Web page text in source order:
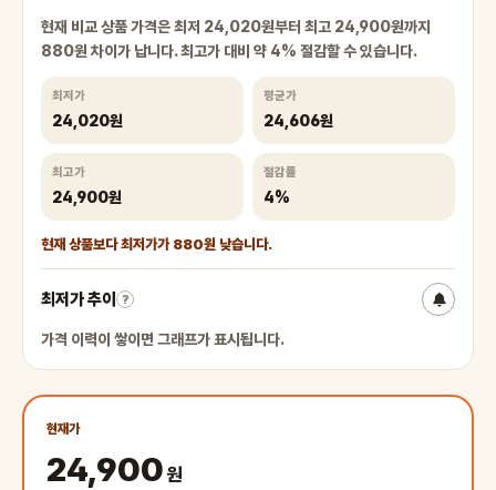
현재 비교 상품 가격은 최저 24,020원부터 최고 24,900원까지
880원 차이가 납니다. 최고가 대비 약 4% 절감할 수 있습니다.
최저가
24,020원
평균가
24,606원
최고가
24,900원
절감률
4%
현재 상품보다 최저가가 880원 낮습니다.
최저가 추이 ?
가격 이력이 쌓이면 그래프가 표시됩니다.
현재가
24,900원